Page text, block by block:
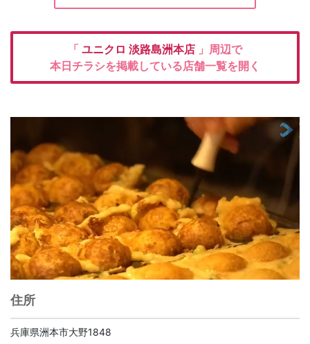
「 ユニクロ 淡路島洲本店 」周辺で
本日チラシを掲載している店舗一覧を開く
住所
兵庫県洲本市大野1848